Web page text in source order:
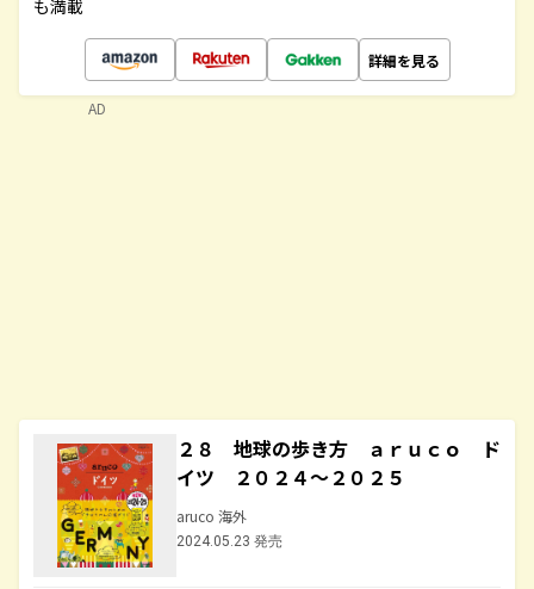
も満載
詳細を見る
２８ 地球の歩き方 ａｒｕｃｏ ド
イツ ２０２４～２０２５
aruco 海外
2024.05.23 発売
AD